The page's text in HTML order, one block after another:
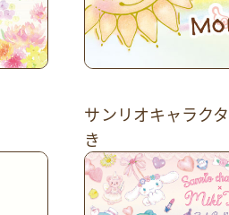
サンリオキャラク
き